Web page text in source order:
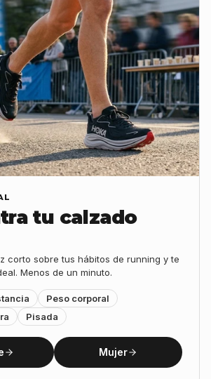
tu calzado
corto sobre tus hábitos de running y te
Menos de un minuto.
Peso corporal
Pisada
Mujer